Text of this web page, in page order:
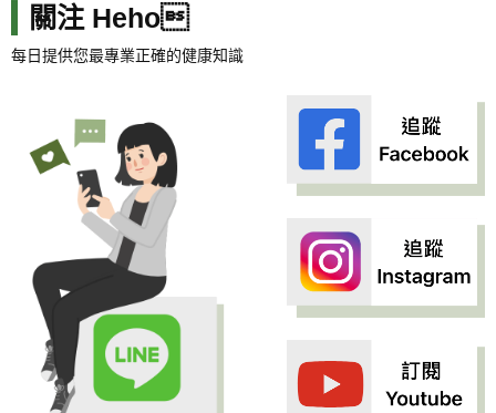
關注 Heho
每日提供您最專業正確的健康知識